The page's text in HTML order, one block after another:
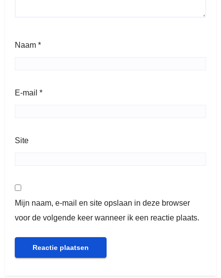
Naam *
E-mail *
Site
Mijn naam, e-mail en site opslaan in deze browser
voor de volgende keer wanneer ik een reactie plaats.